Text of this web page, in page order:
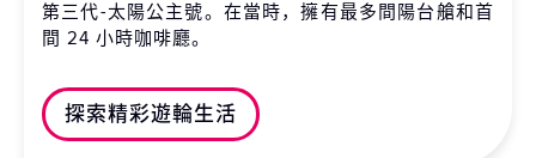
第三代-太陽公主號。在當時，擁有最多間陽台艙和首
間 24 小時咖啡廳。
探索精彩遊輪生活